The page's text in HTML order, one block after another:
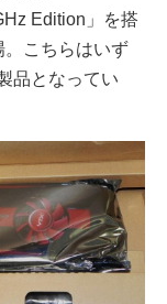
Edition」を搭
こちらはいず
品となってい